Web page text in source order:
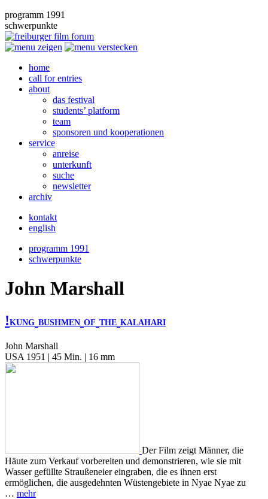
programm 1991
schwerpunkte
home
call for entries
about
das festival
students’ platform
team
sponsoren und kooperationen
service
anreise
unterkunft
suche
newsletter
archiv
kontakt
english
programm 1991
schwerpunkte
John Marshall
!KUNG BUSHMEN OF THE KALAHARI
John Marshall
USA 1951 | 45 Min. | 16 mm
Der Film zeigt Männer, die
Häute zum Verkauf vorbereiten und demonstrieren, wie sie mit
Wasser gefüllte Straußeneier eingraben, die es ihnen erst
ermöglichen, die ausgedehnten Wüstengebiete in Nyae Nyae zu
… mehr